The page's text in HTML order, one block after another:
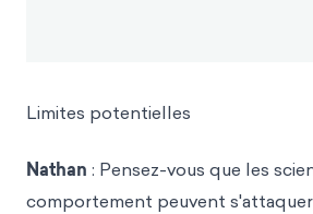
Limites potentielles
Nathan : Pensez-vous que les
comportement peuvent